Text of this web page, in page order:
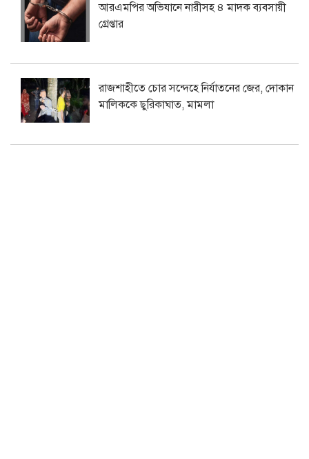
আরএমপির অভিযানে নারীসহ ৪ মাদক ব্যবসায়ী
গ্রেপ্তার
রাজশাহীতে চোর সন্দেহে নির্যাতনের জের, দোকান
মালিককে ছুরিকাঘাত, মামলা